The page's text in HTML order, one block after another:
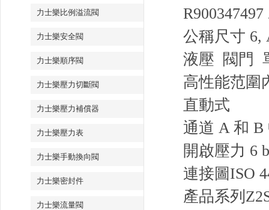
力士樂比例溢流閥
力士樂安全閥
力士樂順序閥
力士樂壓力切斷閥
力士樂壓力補償器
力士樂壓力表
力士樂手動換向閥
力士樂密封件
力士樂流量閥
公稱尺寸
液壓 閥門
高性能范圍
直動式
通道 A 和 B
開啟壓力 6
連接圖ISO
產品系列